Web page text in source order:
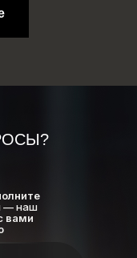
— наш
вами